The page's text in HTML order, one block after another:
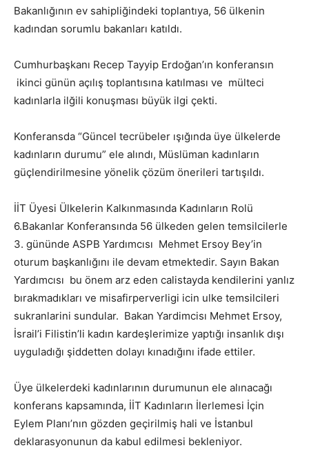
Bakanlığının ev sahipliğindeki toplantıya, 56 ülkenin
kadından sorumlu bakanları katıldı.
Cumhurbaşkanı Recep Tayyip Erdoğan’ın konferansın
ikinci günün açılış toplantısına katılması ve mülteci
kadınlarla ilğili konuşması büyük ilgi çekti.
Konferansda “Güncel tecrübeler ışığında üye ülkelerde
kadınların durumu” ele alındı, Müslüman kadınların
güçlendirilmesine yönelik çözüm önerileri tartışıldı.
İİT Üyesi Ülkelerin Kalkınmasında Kadınların Rolü
6.Bakanlar Konferansında 56 ülkeden gelen temsilcilerle
3. gününde ASPB Yardımcısı Mehmet Ersoy Bey’in
oturum başkanlığını ile devam etmektedir. Sayın Bakan
Yardımcısı bu önem arz eden calistayda kendilerini yanlız
bırakmadıkları ve misafirperverligi icin ulke temsilcileri
sukranlarini sundular. Bakan Yardimcisı Mehmet Ersoy,
İsrail’i Filistin’li kadın kardeşlerimize yaptığı insanlık dışı
uyguladığı şiddetten dolayı kınadığını ifade ettiler.
Üye ülkelerdeki kadınlarının durumunun ele alınacağı
konferans kapsamında, İİT Kadınların İlerlemesi İçin
Eylem Planı’nın gözden geçirilmiş hali ve İstanbul
deklarasyonunun da kabul edilmesi bekleniyor.